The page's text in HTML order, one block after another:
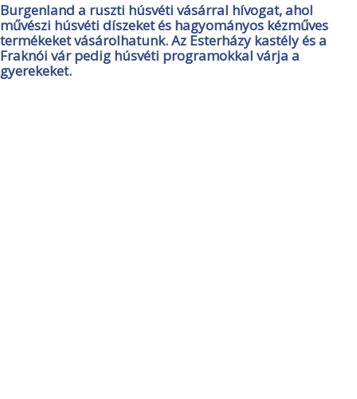
Burgenland a ruszti húsvéti vásárral hívogat, ahol
művészi húsvéti díszeket és hagyományos kézműves
termékeket vásárolhatunk. Az Esterházy kastély és a
Fraknói vár pedig húsvéti programokkal várja a
gyerekeket.